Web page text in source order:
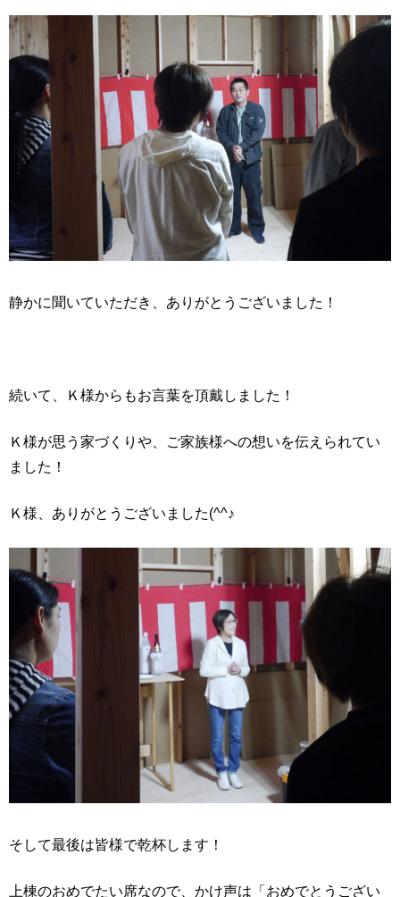
静かに聞いていただき、ありがとうございました！
続いて、Ｋ様からもお言葉を頂戴しました！
Ｋ様が思う家づくりや、ご家族様への想いを伝えられてい
ました！
Ｋ様、ありがとうございました(^^♪
そして最後は皆様で乾杯します！
上棟のおめでたい席なので、かけ声は「おめでとうござい